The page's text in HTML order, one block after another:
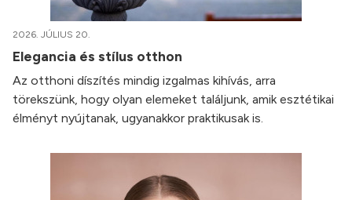
2026. JÚLIUS 20.
Elegancia és stílus otthon
Az otthoni díszítés mindig izgalmas kihívás, arra
törekszünk, hogy olyan elemeket találjunk, amik esztétikai
élményt nyújtanak, ugyanakkor praktikusak is.